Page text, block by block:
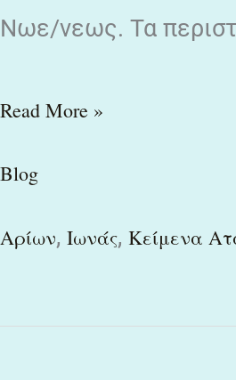
Νωε/νεως. Τα
Read More »
Blog
Αρίων, Ιωνάς, Κείμενα